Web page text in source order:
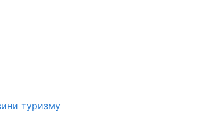
туризму